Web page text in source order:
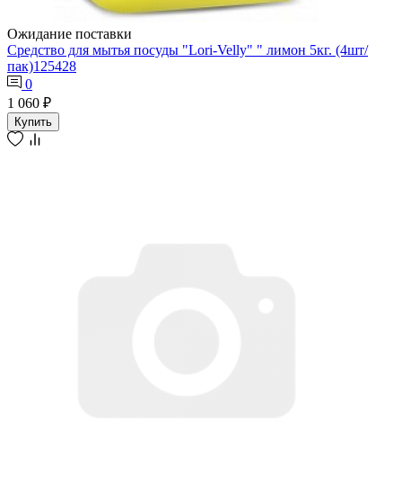
Ожидание поставки
Средство для мытья посуды "Lori-Velly" " лимон 5кг. (4шт/
пак)125428
0
1 060 ₽
Купить